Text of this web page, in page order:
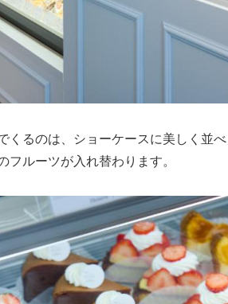
くるのは、ショーケースに美しく並
ルーツが入れ替わります。